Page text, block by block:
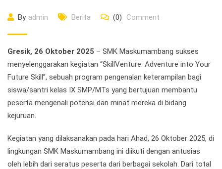
By admin Berita (0) Comment
Gresik, 26 Oktober 2025 – SMK Maskumambang sukses
menyelenggarakan kegiatan “SkillVenture: Adventure into Your
Future Skill”, sebuah program pengenalan keterampilan bagi
siswa/santri kelas IX SMP/MTs yang bertujuan membantu
peserta mengenali potensi dan minat mereka di bidang
kejuruan.
Kegiatan yang dilaksanakan pada hari Ahad, 26 Oktober 2025, di
lingkungan SMK Maskumambang ini diikuti dengan antusias
oleh lebih dari seratus peserta dari berbagai sekolah. Dari total